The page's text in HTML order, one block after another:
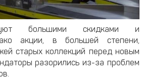
большими скидками и
акции, в большей степени,
старых коллекций перед новым
разорились из-за проблем